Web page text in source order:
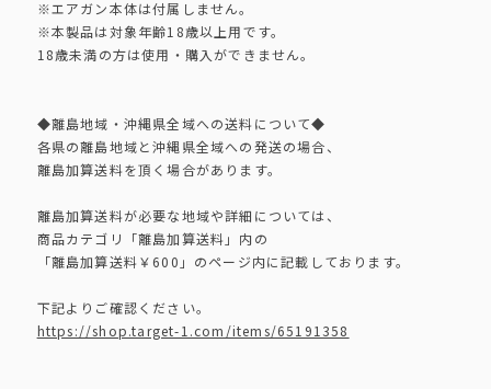
※エアガン本体は付属しません。
※本製品は対象年齢18歳以上用です。
18歳未満の方は使用・購入ができません。
◆離島地域・沖縄県全域への送料について◆
各県の離島地域と沖縄県全域への発送の場合、
離島加算送料を頂く場合があります。
離島加算送料が必要な地域や詳細については、
商品カテゴリ「離島加算送料」内の
「離島加算送料￥600」のページ内に記載しております。
下記よりご確認ください。
https://shop.target-1.com/items/65191358